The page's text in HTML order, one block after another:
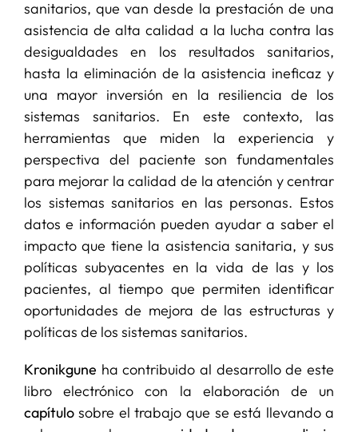
sanitarios, que van desde la prestación de una
asistencia de alta calidad a la lucha contra las
desigualdades en los resultados sanitarios,
hasta la eliminación de la asistencia ineficaz y
una mayor inversión en la resiliencia de los
sistemas sanitarios. En este contexto, las
herramientas que miden la experiencia y
perspectiva del paciente son fundamentales
para mejorar la calidad de la atención y centrar
los sistemas sanitarios en las personas. Estos
datos e información pueden ayudar a saber el
impacto que tiene la asistencia sanitaria, y sus
políticas subyacentes en la vida de las y los
pacientes, al tiempo que permiten identificar
oportunidades de mejora de las estructuras y
políticas de los sistemas sanitarios.
Kronikgune ha contribuido al desarrollo de este
libro electrónico con la elaboración de un
capítulosobre el trabajo que se está llevando a